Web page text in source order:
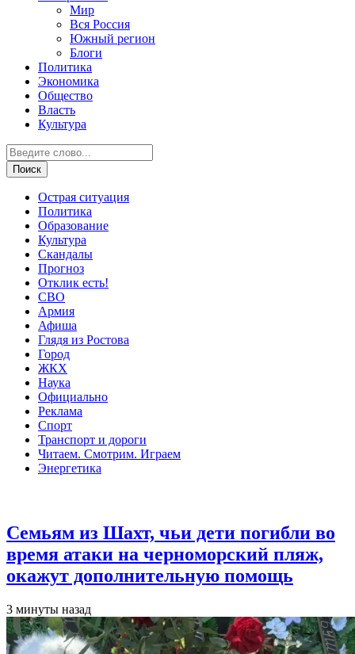
Мир
Вся Россия
Южный регион
Блоги
Политика
Экономика
Общество
Власть
Культура
Острая ситуация
Политика
Образование
Культура
Скандалы
Прогноз
Отклик есть!
СВО
Армия
Афиша
Глядя из Ростова
Город
ЖКХ
Наука
Официально
Реклама
Спорт
Транспорт и дороги
Читаем. Смотрим. Играем
Энергетика
Семьям из Шахт, чьи дети погибли во
время атаки на черноморский пляж,
окажут дополнительную помощь
3 минуты назад